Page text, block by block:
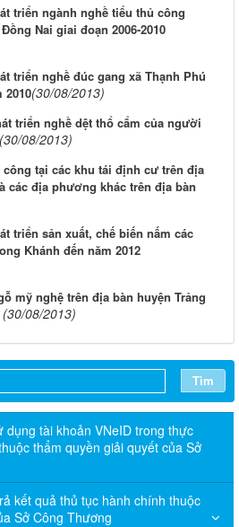
triển ngành nghề tiểu thủ công
Nai giai đoạn 2006-2010
triển nghề đúc gang xã Thạnh Phú
2010​(30/08/2013)
triển nghề dệt thổ cẩm của người
(30/08/2013)
tại các khu tái định cư trên địa
các địa phương khác trên địa bàn
triển sản xuất, chế biến nấm các
Khánh đến năm 2012
mỹ nghệ trên địa bàn huyện Trảng
(30/08/2013)
Tìm
dụng tài khoản VNeID trong thực
thẩm quyền giải quyết của Sở
kết quả thủ tục hành chính thuộc
Sở Công Thương